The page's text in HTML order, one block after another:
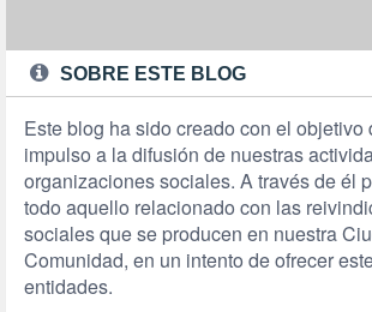
SOBRE ESTE BLOG
Este blog ha sido creado con el objetivo
impulso a la difusión de nuestras
organizaciones sociales. A través de él
todo aquello relacionado con las
sociales que se producen en nuestra
Comunidad, en un intento de ofrecer
entidades.